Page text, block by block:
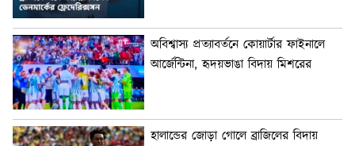
অবিশ্বাস্য প্রত্যাবর্তনে কোয়ার্টার ফাইনালে
আর্জেন্টিনা, হৃদয়ভাঙা বিদায় মিশরের
হালান্ডের জোড়া গোলে ব্রাজিলের বিদায়